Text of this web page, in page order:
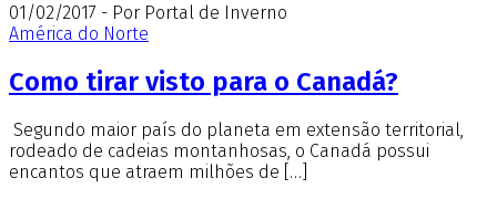
01/02/2017 - Por Portal de Inverno
América do Norte
Como tirar visto para o Canadá?
Segundo maior país do planeta em extensão territorial,
rodeado de cadeias montanhosas, o Canadá possui
encantos que atraem milhões de […]